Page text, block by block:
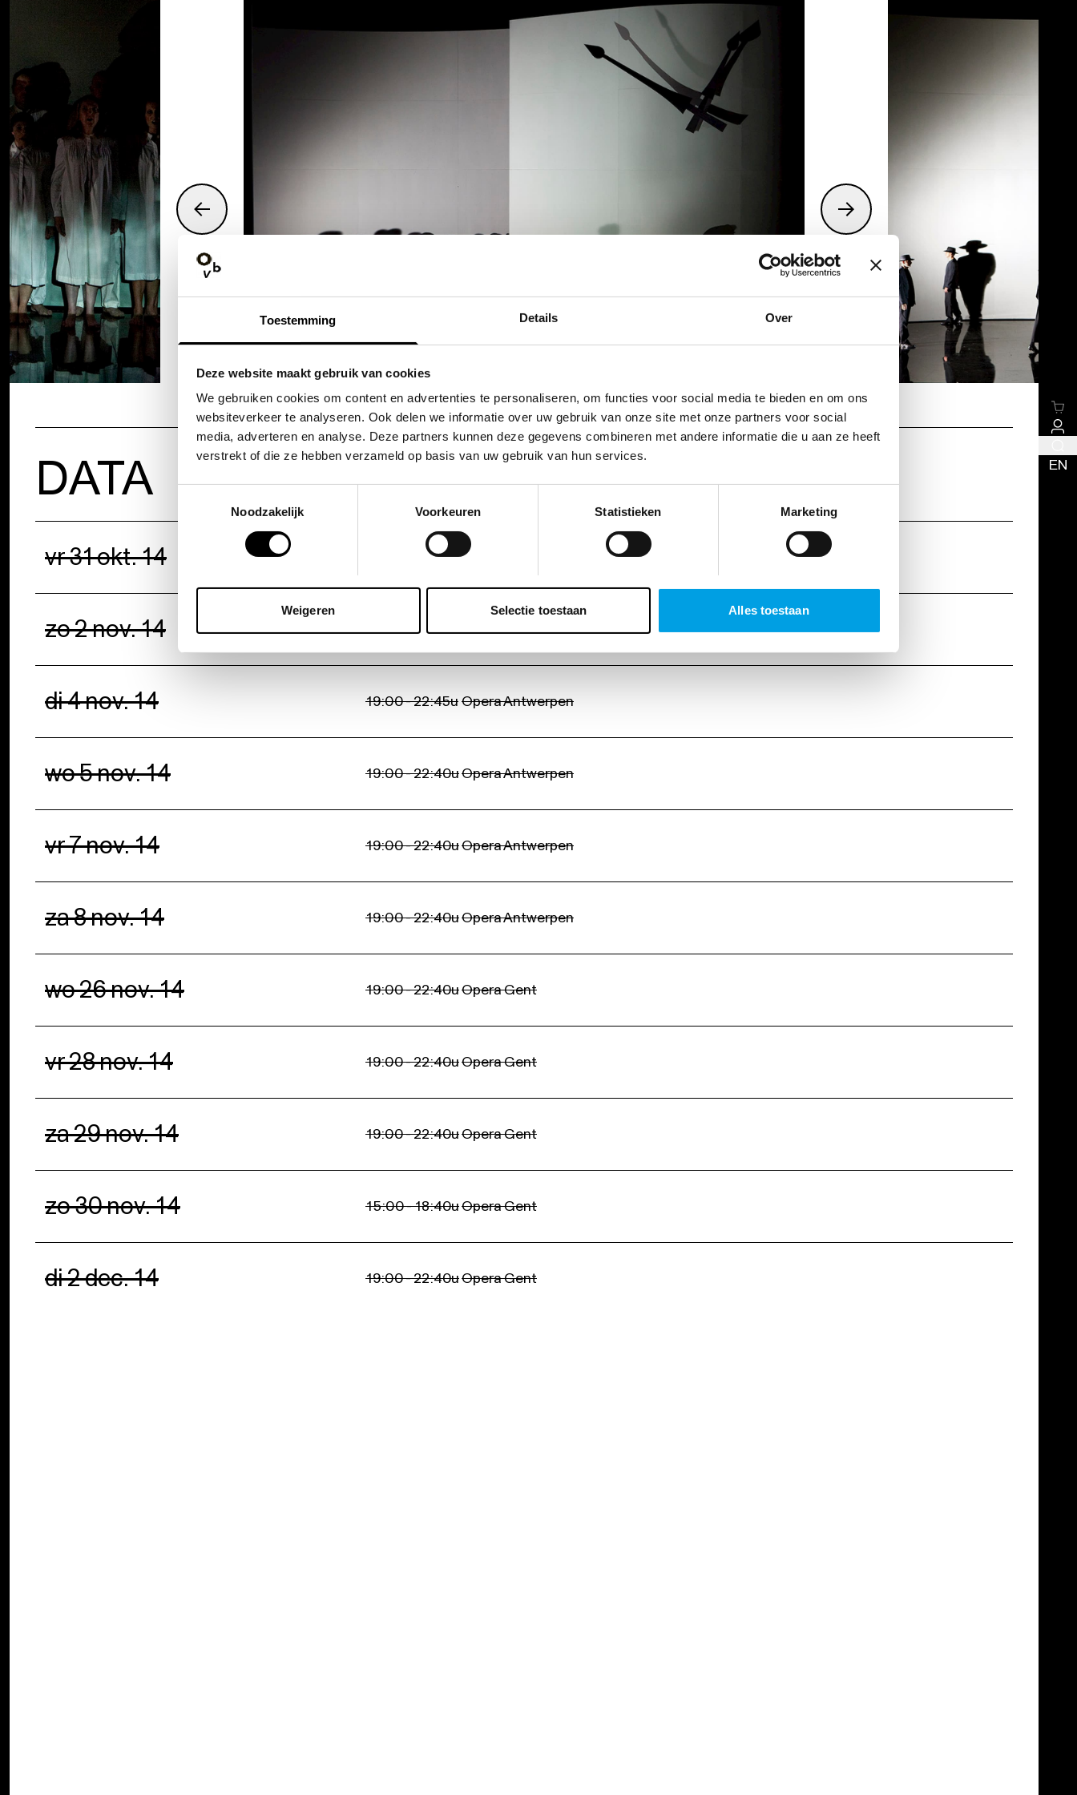
Toestemming Details Over
Deze website maakt gebruik van cookies
We gebruiken cookies om content en advertenties te personaliseren, om functies voor social media te bieden en om ons
websiteverkeer te analyseren. Ook delen we informatie over uw gebruik van onze site met onze partners voor social
media, adverteren en analyse. Deze partners kunnen deze gegevens combineren met andere informatie die u aan ze heeft
verstrekt of die ze hebben verzameld op basis van uw gebruik van hun services.
Noodzakelijk
Voorkeuren Statistieken Marketing
Weigeren Selectie toestaan Alles toestaan
Gratis inleiding 45 minuten voor de voorstelling.
met Nederlandse boventiteling
DATA
vr 31 okt. 14 19:00 - 22:40uOpera Antwerpen
zo 2 nov. 14 15:00 - 18:45uOpera Antwerpen
di 4 nov. 14 19:00 - 22:45uOpera Antwerpen
wo 5 nov. 14 19:00 - 22:40uOpera Antwerpen
vr 7 nov. 14 19:00 - 22:40uOpera Antwerpen
za 8 nov. 14 19:00 - 22:40uOpera Antwerpen
wo 26 nov. 14 19:00 - 22:40uOpera Gent
vr 28 nov. 14 19:00 - 22:40uOpera Gent
za 29 nov. 14 19:00 - 22:40uOpera Gent
zo 30 nov. 14 15:00 - 18:40uOpera Gent
di 2 dec. 14 19:00 - 22:40uOpera Gent
EN